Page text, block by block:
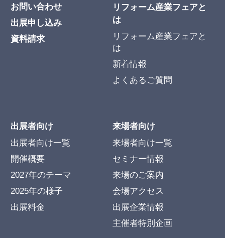
お問い合わせ
出展申し込み
資料請求
リフォーム産業フェアと
は
リフォーム産業フェアと
は
新着情報
よくあるご質問
出展者向け
出展者向け一覧
開催概要
2027年のテーマ
2025年の様子
出展料金
来場者向け
来場者向け一覧
セミナー情報
来場のご案内
会場アクセス
出展企業情報
主催者特別企画